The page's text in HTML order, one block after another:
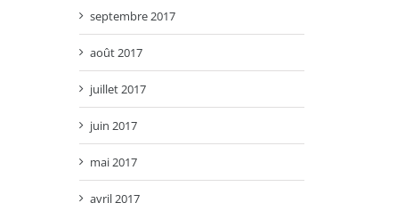
septembre 2017
août 2017
juillet 2017
juin 2017
mai 2017
avril 2017